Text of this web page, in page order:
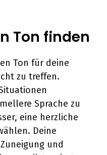
Ton finden
Ton für deine
zu treffen.
Sprache zu
eine herzliche
Deine
und